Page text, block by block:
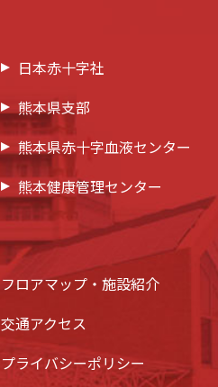
日本赤十字社
熊本県支部
熊本県赤十字血液センター
熊本健康管理センター
フロアマップ・施設紹介
交通アクセス
プライバシーポリシー